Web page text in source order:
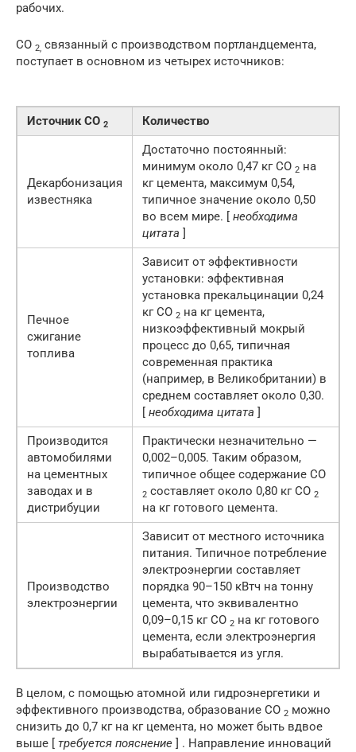
рабочих.
CO 2, связанный с производством портландцемента,
поступает в основном из четырех источников:
Источник CO 2 Количество
Декарбонизация
известняка
Достаточно постоянный:
минимум около 0,47 кг CO 2 на
кг цемента, максимум 0,54,
типичное значение около 0,50
во всем мире. [ необходима
цитата ]
Печное
сжигание
топлива
Зависит от эффективности
установки: эффективная
установка прекальцинации 0,24
кг CO 2 на кг цемента,
низкоэффективный мокрый
процесс до 0,65, типичная
современная практика
(например, в Великобритании) в
среднем составляет около 0,30.
[ необходима цитата ]
Производится
автомобилями
на цементных
заводах и в
дистрибуции
Практически незначительно —
0,002–0,005. Таким образом,
типичное общее содержание CO
2 составляет около 0,80 кг CO 2
на кг готового цемента.
Производство
электроэнергии
Зависит от местного источника
питания. Типичное потребление
электроэнергии составляет
порядка 90–150 кВтч на тонну
цемента, что эквивалентно
0,09–0,15 кг CO 2 на кг готового
цемента, если электроэнергия
вырабатывается из угля.
В целом, с помощью атомной или гидроэнергетики и
эффективного производства, образование CO 2 можно
снизить до 0,7 кг на кг цемента, но может быть вдвое
выше [ требуется пояснение ] . Направление инноваций